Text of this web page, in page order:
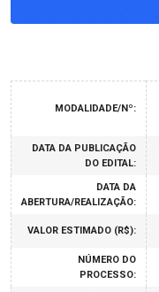
MODALIDADE/Nº:
DATA DA PUBLICAÇÃO
DO EDITAL:
DATA DA
ABERTURA/REALIZAÇÃO:
VALOR ESTIMADO (R$):
NÚMERO DO
PROCESSO: